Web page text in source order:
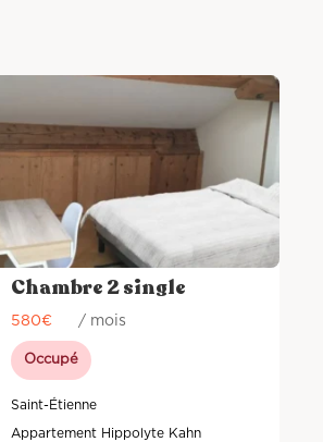
Chambre 2 single
580€ / mois
Occupé
Saint-Étienne
Appartement Hippolyte Kahn